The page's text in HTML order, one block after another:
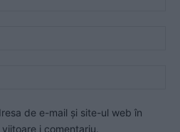
de e-mail și site-ul web în
i comentariu.